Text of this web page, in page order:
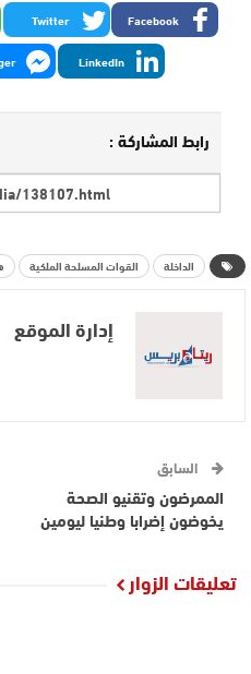
Facebook
Twitter
LinkedIn
رابط المشاركة :
الداخلة القوات المسلحة الملكية
إدارة الموقع
السابق
الممرضون وتقنيو الصحة
يخوضون إضرابا وطنيا ليومين
تعليقات الزوار